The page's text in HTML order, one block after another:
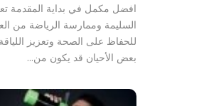
افضل مكمل في بداية المقدمة
السليمة وممارسة الرياضة من
للحفاظ على الصحة وتعزيز
بعض الأحيان قد يكون من…